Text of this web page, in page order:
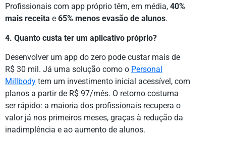
Profissionais com app próprio têm, em média, 40%
mais receita e 65% menos evasão de alunos.
4. Quanto custa ter um aplicativo próprio?
Desenvolver um app do zero pode custar mais de
R$ 30 mil. Já uma solução como o Personal
Millbody tem um investimento inicial acessível, com
planos a partir de R$ 97/mês. O retorno costuma
ser rápido: a maioria dos profissionais recupera o
valor já nos primeiros meses, graças à redução da
inadimplência e ao aumento de alunos.